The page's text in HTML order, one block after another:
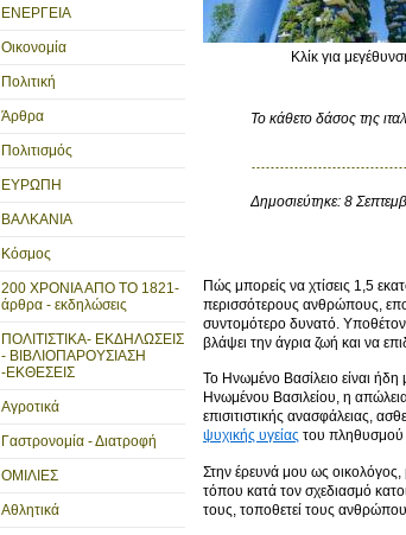
ΕΝΕΡΓΕΙΑ
Οικονομία
Πολιτική
Άρθρα
Πολιτισμός
ΕΥΡΩΠΗ
ΒΑΛΚΑΝΙΑ
Κόσμος
200 ΧΡΟΝΙΑ ΑΠΟ ΤΟ 1821-
άρθρα - εκδηλώσεις
ΠΟΛΙΤΙΣΤΙΚΑ- ΕΚΔΗΛΩΣΕΙΣ
- ΒΙΒΛΙΟΠΑΡΟΥΣΙΑΣΗ
-ΕΚΘΕΣΕΙΣ
Αγροτικά
Γαστρονομία - Διατροφή
ΟΜΙΛΙΕΣ
Αθλητικά
Κλίκ για
Το κάθετο δάσος της
Δημοσιεύτηκε: 8
Πώς μπορείς να χτίσεις 1,5
περισσότερους ανθρώπους,
συντομότερο δυνατό.
βλάψει την άγρια ​​ζωή και να
Το Ηνωμένο Βασίλειο είναι ήδη
Ηνωμένου Βασιλείου, η
επισιτιστικής ανασφάλειας,
ψυχικής υγείας του πληθυσμού
Στην έρευνά μου ως οικολόγος,
τόπου κατά τον σχεδιασμό
τους, τοποθετεί τους